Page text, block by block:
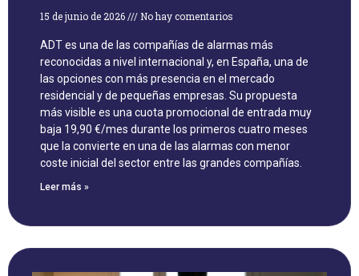
15 de junio de 2026 No hay comentarios
ADT es una de las compañías de alarmas más
reconocidas a nivel internacional y, en España, una de
las opciones con más presencia en el mercado
residencial y de pequeñas empresas. Su propuesta
más visible es una cuota promocional de entrada muy
baja 19,90 €/mes durante los primeros cuatro meses
que la convierte en una de las alarmas con menor
coste inicial del sector entre las grandes compañías.
Leer más »